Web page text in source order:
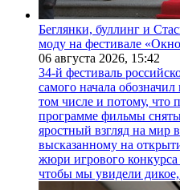
Беглянки, буллинг и
моду на фестивале
06 августа 2026, 15:42
34-й фестиваль
самого начала
том числе и потому, что
программе фильмы
яростный взгляд на мир
высказанному на
жюри игрового
чтобы мы увидели